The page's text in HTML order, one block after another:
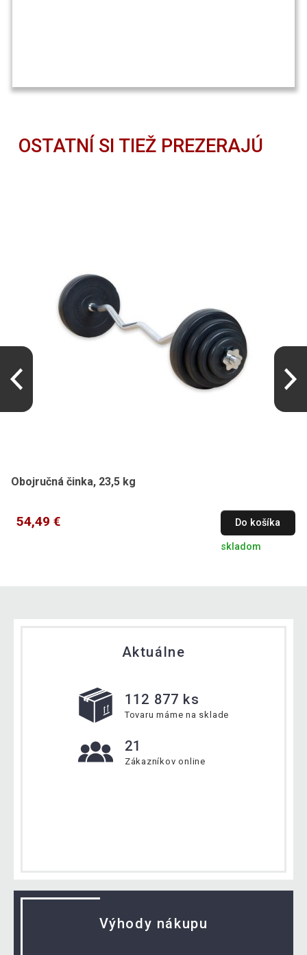
OSTATNÍ SI TIEŽ PREZERAJÚ
Obojručná činka, 23,5 kg
54,49 € Do košíka
skladom
Aktuálne
112 877 ks
Tovaru máme na sklade
21
Zákazníkov online
Výhody nákupu